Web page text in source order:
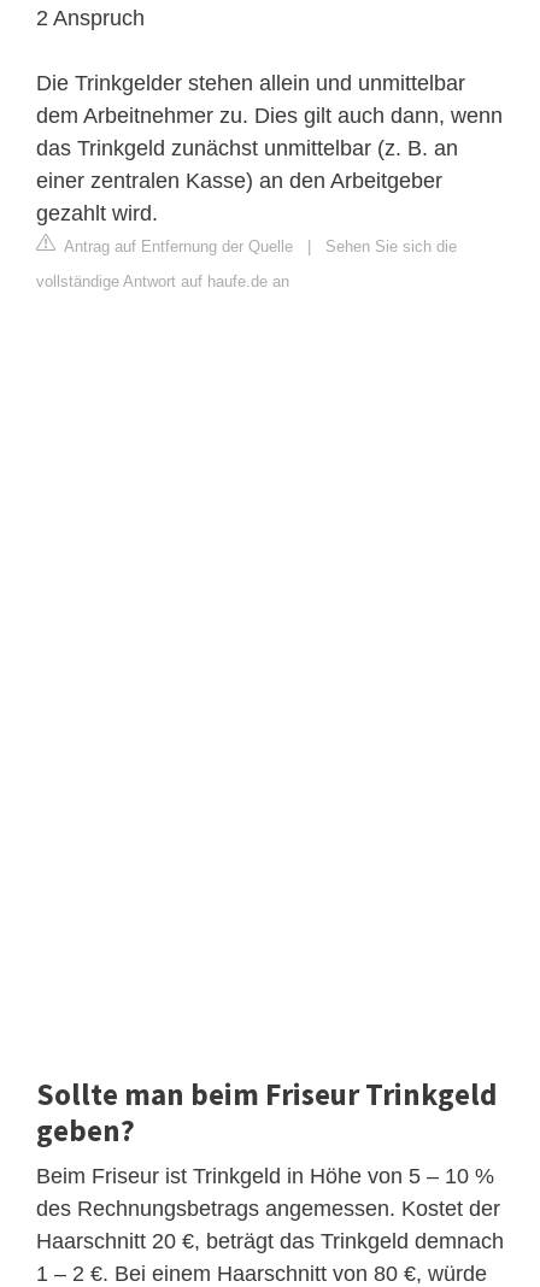
2 Anspruch
Die Trinkgelder stehen allein und unmittelbar
dem Arbeitnehmer zu. Dies gilt auch dann, wenn
das Trinkgeld zunächst unmittelbar (z. B. an
einer zentralen Kasse) an den Arbeitgeber
gezahlt wird.
Antrag auf Entfernung der Quelle | Sehen Sie sich die
vollständige Antwort auf haufe.de an
Sollte man beim Friseur Trinkgeld
geben?
Beim Friseur ist Trinkgeld in Höhe von 5 – 10 %
des Rechnungsbetrags angemessen. Kostet der
Haarschnitt 20 €, beträgt das Trinkgeld demnach
1 – 2 €. Bei einem Haarschnitt von 80 €, würde